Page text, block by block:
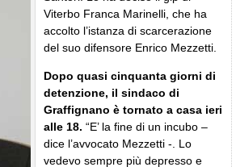
Viterbo Franca Marinelli, che ha
accolto l’istanza di scarcerazione
del suo difensore Enrico Mezzetti.
Dopo quasi cinquanta giorni di
detenzione, il sindaco di
Graffignano è tornato a casa ieri
alle 18. “E’ la fine di un incubo –
dice l’avvocato Mezzetti -. Lo
vedevo sempre più depresso e